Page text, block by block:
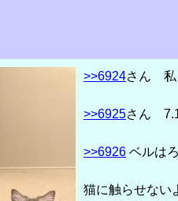
>>6924さん 私
>>6925さん
>>6926 ベルは
猫に触らせない